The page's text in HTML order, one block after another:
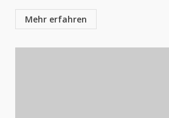
Mehr erfahren